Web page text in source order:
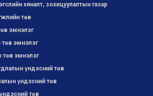
хяналт, зохицуулалтын газар
төв
эмнэлэг
эмнэлэг
төв эмнэлэг
үндэсний төв
үндэсний төв
төв